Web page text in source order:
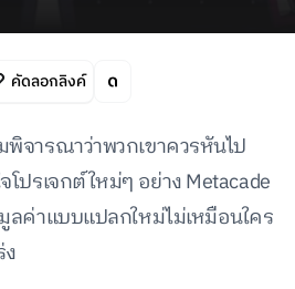
คัดลอกลิงค์
จารณาว่าพวกเขาควรหันไป
โปรเจกต์ใหม่ๆ อย่าง Metacade
ลค่าแบบแปลกใหม่ไม่เหมือนใคร